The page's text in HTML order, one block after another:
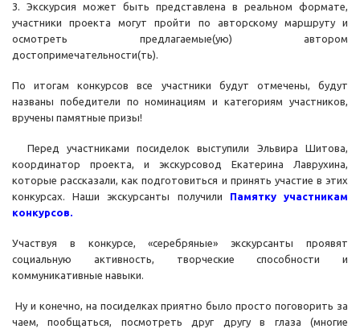
3. Экскурсия может быть представлена в реальном формате,
участники проекта могут пройти по авторскому маршруту и
осмотреть предлагаемые(ую) автором
достопримечательности(ть).
По итогам конкурсов все участники будут отмечены, будут
названы победители по номинациям и категориям участников,
вручены памятные призы!
Перед участниками посиделок выступили Эльвира Шитова,
координатор проекта, и экскурсовод Екатерина Лаврухина,
которые рассказали, как подготовиться и принять участие в этих
конкурсах. Наши экскурсанты получили Памятку участникам
конкурсов.
Участвуя в конкурсе, «серебряные» экскурсанты проявят
социальную активность, творческие способности и
коммуникативные навыки.
Ну и конечно, на посиделках приятно было просто поговорить за
чаем, пообщаться, посмотреть друг другу в глаза (многие